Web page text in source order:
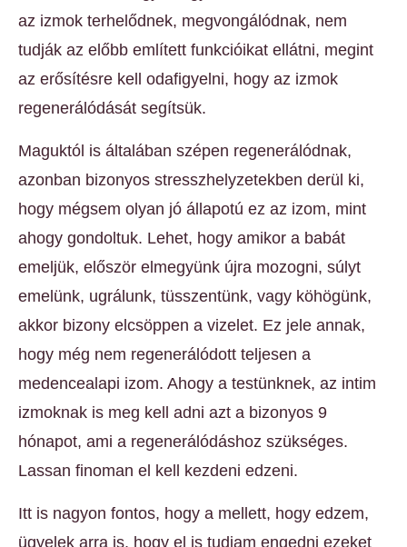
az izmok terhelődnek, megvongálódnak, nem
tudják az előbb említett funkcióikat ellátni, megint
az erősítésre kell odafigyelni, hogy az izmok
regenerálódását segítsük.
Maguktól is általában szépen regenerálódnak,
azonban bizonyos stresszhelyzetekben derül ki,
hogy mégsem olyan jó állapotú ez az izom, mint
ahogy gondoltuk. Lehet, hogy amikor a babát
emeljük, először elmegyünk újra mozogni, súlyt
emelünk, ugrálunk, tüsszentünk, vagy köhögünk,
akkor bizony elcsöppen a vizelet. Ez jele annak,
hogy még nem regenerálódott teljesen a
medencealapi izom. Ahogy a testünknek, az intim
izmoknak is meg kell adni azt a bizonyos 9
hónapot, ami a regenerálódáshoz szükséges.
Lassan finoman el kell kezdeni edzeni.
Itt is nagyon fontos, hogy a mellett, hogy edzem,
ügyelek arra is, hogy el is tudjam engedni ezeket